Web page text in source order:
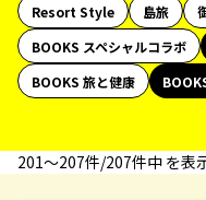
Resort Style
島旅
BOOKS スペシャルコラボ
BOOKS 旅と健康
201〜207件/207件中 を表